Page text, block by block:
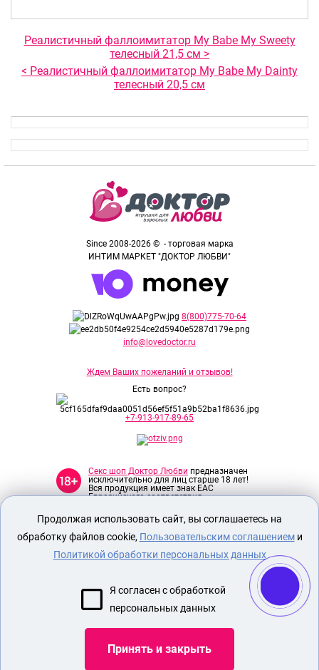
Реалистичный фаллоимитатор My Babe My Sweety
телесный 21,5 см >
< Реалистичный фаллоимитатор My Babe My Dainty
телесный 20,5 см
Since 2008-2026 © - торговая марка
ИНТИМ МАРКЕТ "ДОКТОР ЛЮБВИ"
8(800)775-70-64
info@lovedoctor.ru
Ждем Ваших пожеланий и отзывов!
Есть вопрос?
+7-913-917-89-65
Секс шоп Доктор Любви предназначен
исключительно для лиц старше 18 лет!
Вся продукция имеет знак EAC
Евразийского соответствия.
О МАГАЗИНЕ
ОПЛАТА И ДОСТАВКА
ЭРОТИЧЕСКОЕ БЕЛЬЕ
Продолжая использовать сайт, вы соглашаетесь на
обработку файлов cookie, Пользовательским соглашениеми
Политикой обработки персональных данных
Я согласен с обработкой
персональных данных
Принять и закрыть